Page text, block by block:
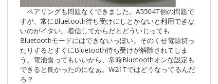
ペアリングも問題なくできました。A5504T側の問題で
すが、常にBluetooth待ち受けにしとかないと利用できな
いのがイタい。着信してからだとどういじっても
Bluetoothモードにはできないっぽい。そのくせ電源切っ
たりするとすぐにBluetooth待ち受けが解除されてしま
う。電池食ってもいいから、常時Bluetoothオンな設定も
できると良かったのになぁ。W21Tではどうなってるんだ
ろ？